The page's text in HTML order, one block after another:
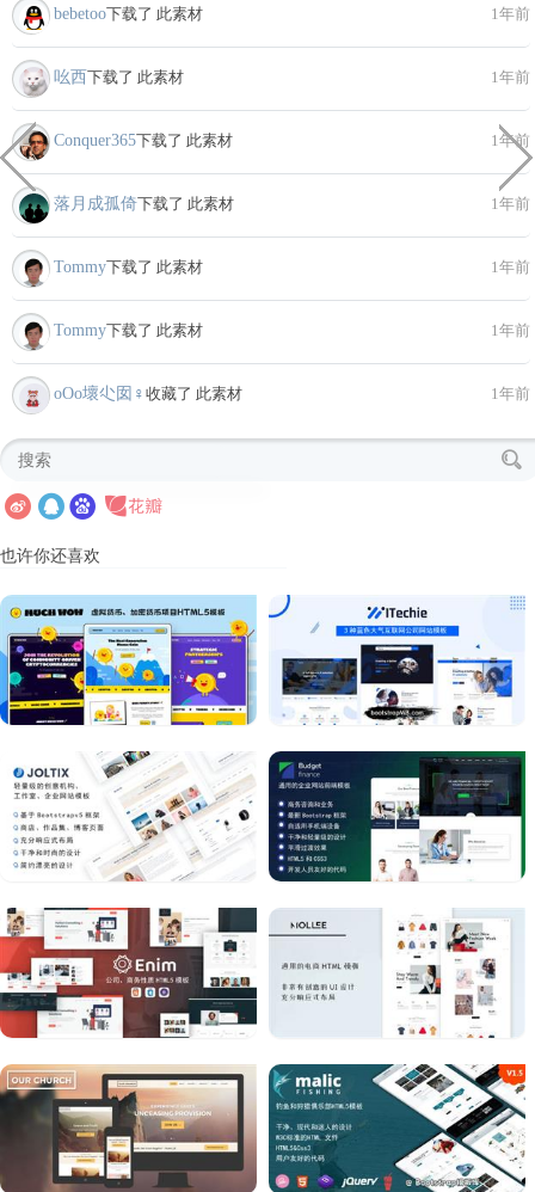
bebetoo下载了 此素材 1年前
吆西下载了 此素材 1年前
Conquer365下载了 此素材 1年前
落月成孤倚下载了 此素材 1年前
Tommy下载了 此素材 1年前
Tommy下载了 此素材 1年前
oΟo壞尐囡♀ 收藏了 此素材 1年前
也许你还喜欢